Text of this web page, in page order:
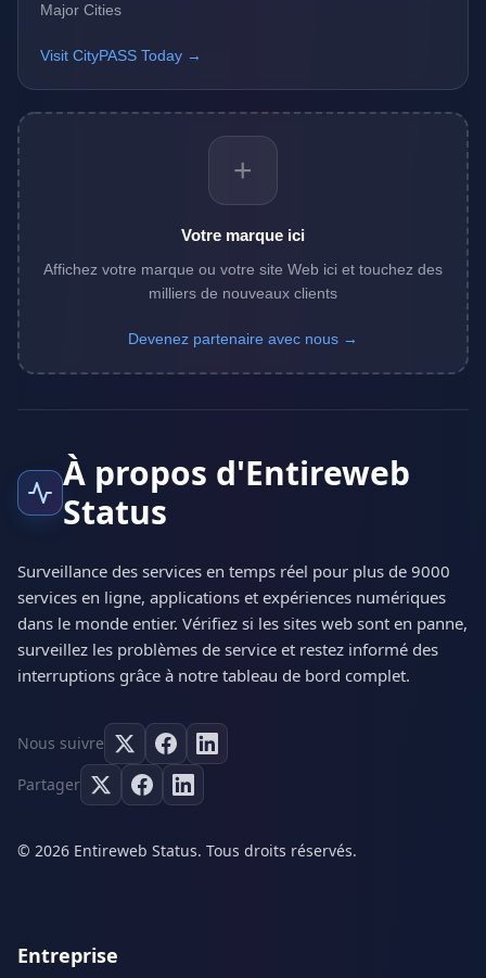
Major Cities
Visit CityPASS Today →
+
Votre marque ici
Affichez votre marque ou votre site Web ici et touchez des
milliers de nouveaux clients
Devenez partenaire avec nous →
À propos d'Entireweb
Status
Surveillance des services en temps réel pour plus de 9000
services en ligne, applications et expériences numériques
dans le monde entier. Vérifiez si les sites web sont en panne,
surveillez les problèmes de service et restez informé des
interruptions grâce à notre tableau de bord complet.
Nous suivre
Partager
© 2026 Entireweb Status. Tous droits réservés.
Entreprise